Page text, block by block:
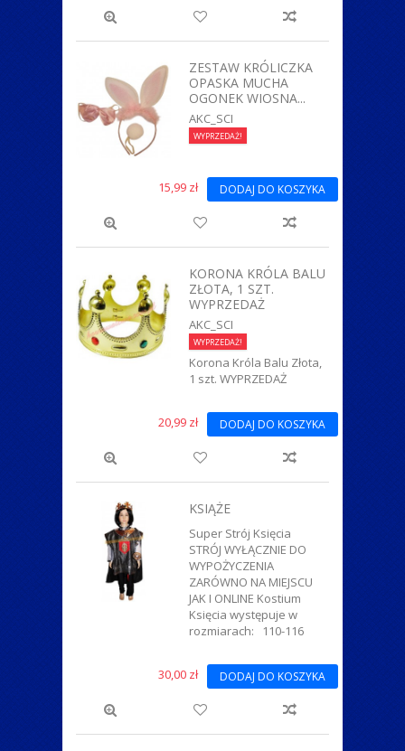
ZESTAW KRÓLICZKA
OPASKA MUCHA
OGONEK WIOSNA...
AKC_SCI
WYPRZEDAŻ!
15,99 zł DODAJ DO KOSZYKA
KORONA KRÓLA BALU
ZŁOTA, 1 SZT.
WYPRZEDAŻ
AKC_SCI
WYPRZEDAŻ!
Korona Króla Balu Złota,
1 szt. WYPRZEDAŻ
20,99 zł DODAJ DO KOSZYKA
KSIĄŻE
Super Strój Księcia
STRÓJ WYŁĄCZNIE DO
WYPOŻYCZENIA
ZARÓWNO NA MIEJSCU
JAK I ONLINE Kostium
Księcia występuje w
rozmiarach: 110-116
30,00 zł DODAJ DO KOSZYKA